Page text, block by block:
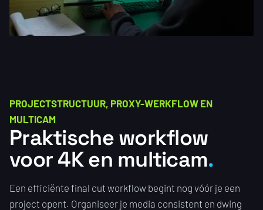
PROJECTSTRUCTUUR, PROXY-WERKFLOW EN
MULTICAM
Praktische workflow
voor 4K en multicam
Een efficiënte final cut workflow begint nog vóór je een
project opent. Organiseer je media consistent en dwing